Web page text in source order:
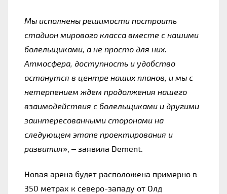
Мы исполнены решимости построить
стадион мирового класса вместе с нашими
болельщиками, а не просто для них.
Атмосфера, доступность и удобство
останутся в центре наших планов, и мы с
нетерпением ждем продолжения нашего
взаимодействия с болельщиками и другими
заинтересованными сторонами на
следующем этапе проектирования и
развития», – заявила Dement.
Новая арена будет расположена примерно в
350 метрах к северо-западу от Олд